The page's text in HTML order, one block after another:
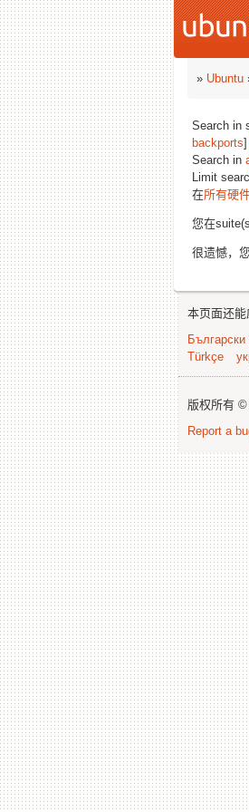
» Ubuntu
Search in
backports
Search in
Limit
在所有硬
您在
很遗憾，
本页面还
Türkçe
版权所有 ©
Report a